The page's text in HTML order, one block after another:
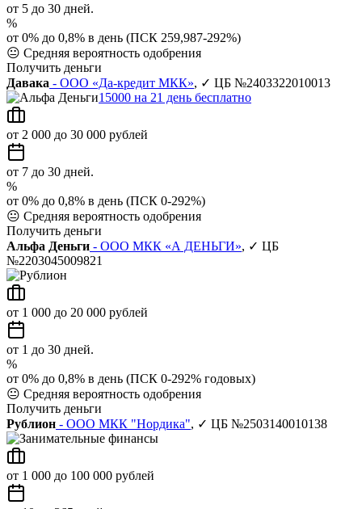
от 5 до 30 дней.
%
от 0% до 0,8% в день (ПСК 259,987-292%)
😐 Средняя вероятность одобрения
Получить деньги
Давака - ООО «Да-кредит МКК», ✓ ЦБ №2403322010013
15000 на 21 день бесплатно
от 2 000 до 30 000 рублей
от 7 до 30 дней.
%
от 0% до 0,8% в день (ПСК 0-292%)
😐 Средняя вероятность одобрения
Получить деньги
Альфа Деньги - ООО МКК «А ДЕНЬГИ», ✓ ЦБ
№2203045009821
от 1 000 до 20 000 рублей
от 1 до 30 дней.
%
от 0% до 0,8% в день (ПСК 0-292% годовых)
😐 Средняя вероятность одобрения
Получить деньги
Рублион - ООО МКК "Нордика", ✓ ЦБ №2503140010138
от 1 000 до 100 000 рублей